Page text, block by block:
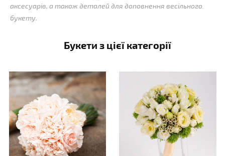
аксесуарів, а також деталей для доповнення весільного
букету.
Букети з цієї категорії